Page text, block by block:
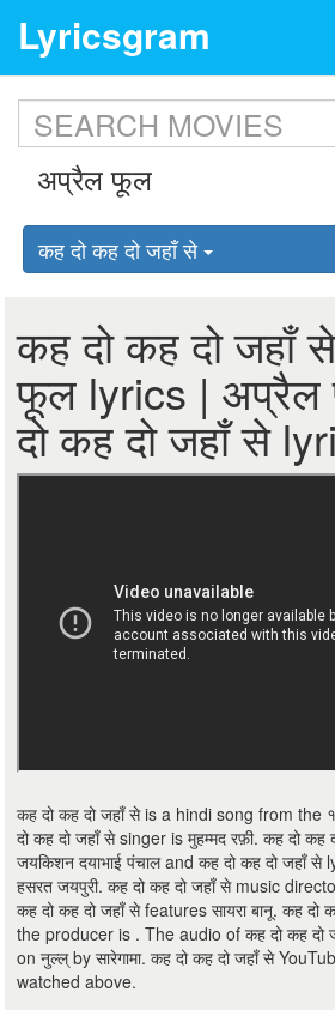
Lyricsgram
कह दो कह दो जहाँ से
कह दो कह दो जहाँ
फूल lyrics |
दो कह दो जहाँ से
कह दो कह दो जहाँ से is a hindi song from
दो कह दो जहाँ से singer is मुहम्मद रफ़ी. कह दो
जयकिशन दयाभाई पंचाल and कह दो कह दो जहाँ
हसरत जयपुरी. कह दो कह दो जहाँ से music
कह दो कह दो जहाँ से features सायरा बानू. कह
the producer is . The audio of कह दो कह दो
on नुल्ल् by सारेगामा. कह दो कह दो जहाँ से
watched above.